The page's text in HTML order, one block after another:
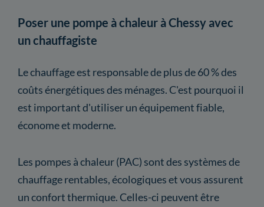
Poser une pompe à chaleur à Chessy avec
un chauffagiste
Le chauffage est responsable de plus de 60 % des
coûts énergétiques des ménages. C'est pourquoi il
est important d'utiliser un équipement fiable,
économe et moderne.
Les pompes à chaleur (PAC) sont des systèmes de
chauffage rentables, écologiques et vous assurent
un confort thermique. Celles-ci peuvent être